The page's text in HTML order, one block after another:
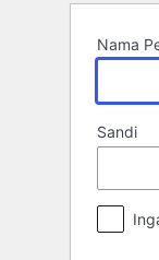
Nama
Sandi